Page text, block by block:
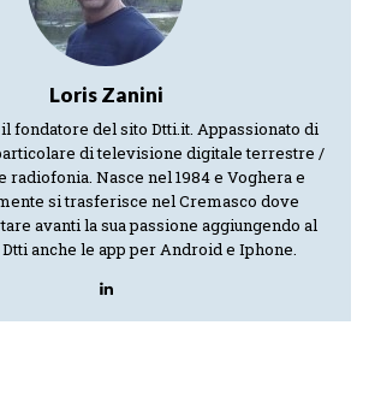
Loris Zanini
fondatore del sito Dtti.it. Appassionato di
di televisione digitale terrestre /
radiofonia. Nasce nel 1984 e Voghera e
si trasferisce nel Cremasco dove
avanti la sua passione aggiungendo al
anche le app per Android e Iphone.